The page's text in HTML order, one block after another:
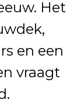
Het
en een
vraagt